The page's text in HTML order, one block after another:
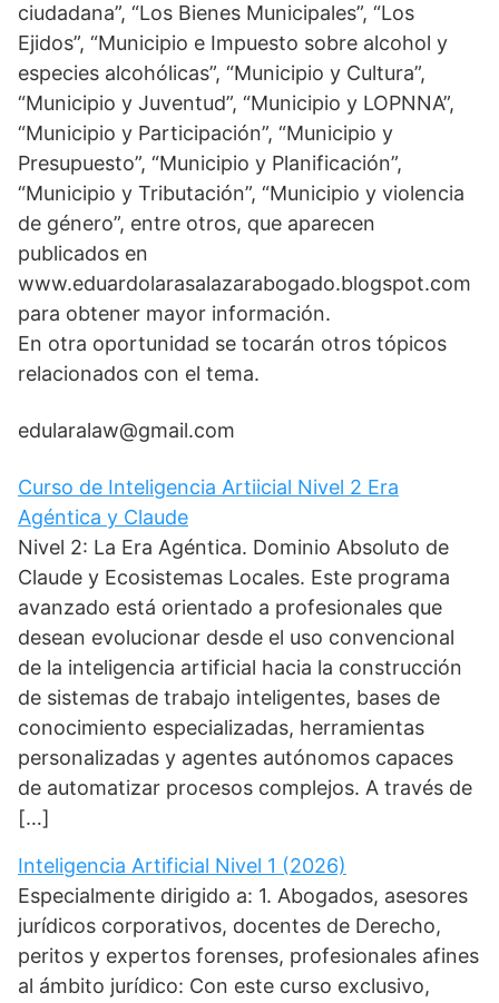
ciudadana”, “Los Bienes Municipales”, “Los
Ejidos”, “Municipio e Impuesto sobre alcohol y
especies alcohólicas”, “Municipio y Cultura”,
“Municipio y Juventud”, “Municipio y LOPNNA”,
“Municipio y Participación”, “Municipio y
Presupuesto”, “Municipio y Planificación”,
“Municipio y Tributación”, “Municipio y violencia
de género”, entre otros, que aparecen
publicados en
www.eduardolarasalazarabogado.blogspot.com
para obtener mayor información.
En otra oportunidad se tocarán otros tópicos
relacionados con el tema.
edularalaw@gmail.com
Curso de Inteligencia Artiicial Nivel 2 Era
Agéntica y Claude
Nivel 2: La Era Agéntica. Dominio Absoluto de
Claude y Ecosistemas Locales. Este programa
avanzado está orientado a profesionales que
desean evolucionar desde el uso convencional
de la inteligencia artificial hacia la construcción
de sistemas de trabajo inteligentes, bases de
conocimiento especializadas, herramientas
personalizadas y agentes autónomos capaces
de automatizar procesos complejos. A través de
[…]
Inteligencia Artificial Nivel 1 (2026)
Especialmente dirigido a: 1. Abogados, asesores
jurídicos corporativos, docentes de Derecho,
peritos y expertos forenses, profesionales afines
al ámbito jurídico: Con este curso exclusivo,